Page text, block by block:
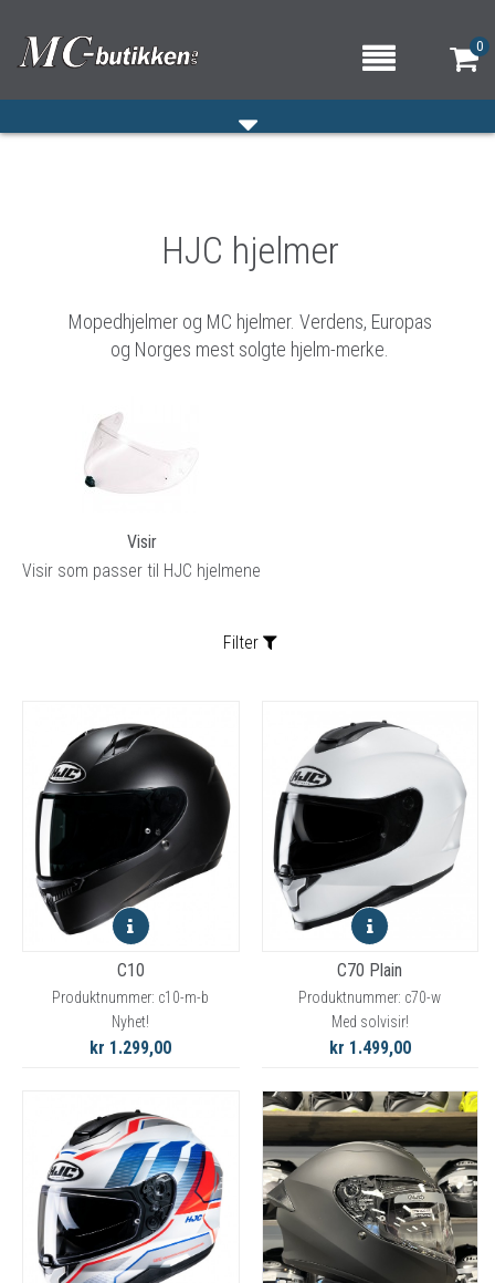
0
KONTAKT OSS
HJC hjelmer
Mopedhjelmer og MC hjelmer. Verdens, Europas
og Norges mest solgte hjelm-merke.
Visir
Visir som passer til HJC hjelmene
Filter
C10
Produktnummer: c10-m-b
Nyhet!
kr 1.299,00
C70 Plain
Produktnummer: c70-w
Med solvisir!
kr 1.499,00